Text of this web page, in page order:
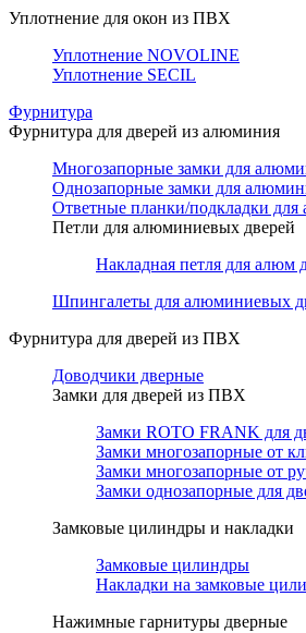
Уплотнение для окон из ПВХ
Уплотнение NOVOLINE
Уплотнение SECIL
Фурнитура
Фурнитура для дверей из алюминия
Многозапорные замки для
Однозапорные замки для
Ответные планки/подкладки
Петли для алюминиевых дверей
Накладная петля для алюм
Шпингалеты для алюминиевых
Фурнитура для дверей из ПВХ
Доводчики дверные
Замки для дверей из ПВХ
Замки ROTO FRANK для
Замки многозапорные от
Замки многозапорные от
Замки однозапорные для
Замковые цилиндры и накладки
Замковые цилиндры
Накладки на замковые
Нажимные гарнитуры дверные